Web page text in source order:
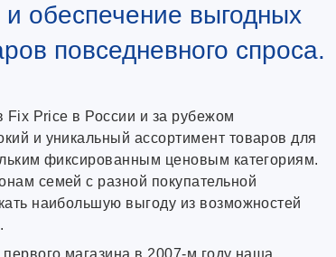
и обеспечение выгодных
повседневного спроса.
Fix Price в России и за рубежом
и уникальный ассортимент товаров для
фиксированным ценовым категориям.
семей с разной покупательной
наибольшую выгоду из возможностей
магазина в 2007-м году наша